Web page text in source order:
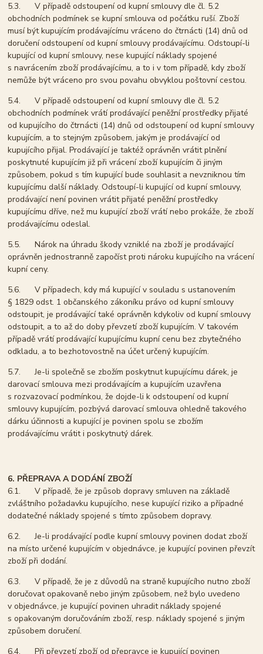
5.3. V případě odstoupení od kupní smlouvy dle čl. 5.2
obchodních podmínek se kupní smlouva od počátku ruší. Zboží
musí být kupujícím prodávajícímu vráceno do čtrnácti (14) dnů od
doručení odstoupení od kupní smlouvy prodávajícímu. Odstoupí-li
kupující od kupní smlouvy, nese kupující náklady spojené
s navrácením zboží prodávajícímu, a to i v tom případě, kdy zboží
nemůže být vráceno pro svou povahu obvyklou poštovní cestou.
5.4. V případě odstoupení od kupní smlouvy dle čl. 5.2
obchodních podmínek vrátí prodávající peněžní prostředky přijaté
od kupujícího do čtrnácti (14) dnů od odstoupení od kupní smlouvy
kupujícím, a to stejným způsobem, jakým je prodávající od
kupujícího přijal. Prodávající je taktéž oprávněn vrátit plnění
poskytnuté kupujícím již při vrácení zboží kupujícím či jiným
způsobem, pokud s tím kupující bude souhlasit a nevzniknou tím
kupujícímu další náklady. Odstoupí-li kupující od kupní smlouvy,
prodávající není povinen vrátit přijaté peněžní prostředky
kupujícímu dříve, než mu kupující zboží vrátí nebo prokáže, že zboží
prodávajícímu odeslal.
5.5. Nárok na úhradu škody vzniklé na zboží je prodávající
oprávněn jednostranně započíst proti nároku kupujícího na vrácení
kupní ceny.
5.6. V případech, kdy má kupující v souladu s ustanovením
§ 1829 odst. 1 občanského zákoníku právo od kupní smlouvy
odstoupit, je prodávající také oprávněn kdykoliv od kupní smlouvy
odstoupit, a to až do doby převzetí zboží kupujícím. V takovém
případě vrátí prodávající kupujícímu kupní cenu bez zbytečného
odkladu, a to bezhotovostně na účet určený kupujícím.
5.7. Je-li společně se zbožím poskytnut kupujícímu dárek, je
darovací smlouva mezi prodávajícím a kupujícím uzavřena
s rozvazovací podmínkou, že dojde-li k odstoupení od kupní
smlouvy kupujícím, pozbývá darovací smlouva ohledně takového
dárku účinnosti a kupující je povinen spolu se zbožím
prodávajícímu vrátit i poskytnutý dárek.
6. PŘEPRAVA A DODÁNÍ ZBOŽÍ
6.1. V případě, že je způsob dopravy smluven na základě
zvláštního požadavku kupujícího, nese kupující riziko a případné
dodatečné náklady spojené s tímto způsobem dopravy.
6.2. Je-li prodávající podle kupní smlouvy povinen dodat zboží
na místo určené kupujícím v objednávce, je kupující povinen převzít
zboží při dodání.
6.3. V případě, že je z důvodů na straně kupujícího nutno zboží
doručovat opakovaně nebo jiným způsobem, než bylo uvedeno
v objednávce, je kupující povinen uhradit náklady spojené
s opakovaným doručováním zboží, resp. náklady spojené s jiným
způsobem doručení.
6.4. Při převzetí zboží od přepravce je kupující povinen